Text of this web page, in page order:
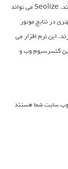
جایگاه بالاتری در موتورهای جستجو گوگل و بینگ، می باشند. Seolize می تواند
در نتایج موتور
این نرم افزار می
کنسرسیوم وب و